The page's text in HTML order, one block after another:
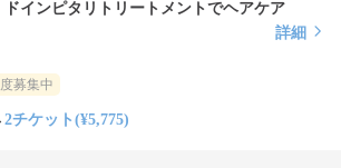
ドインピタリトリートメントでヘアケア
詳細
募集中
2チケット(¥5,775)